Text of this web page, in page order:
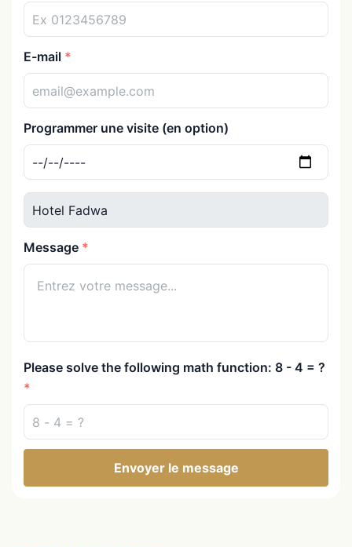
E-mail
Programmer une visite (en option)
Message
Please solve the following math function: 8 - 4 = ?
Envoyer le message